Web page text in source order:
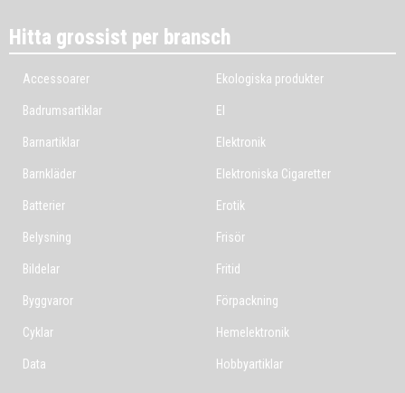
Hitta grossist per bransch
Accessoarer
Badrumsartiklar
Barnartiklar
Barnkläder
Batterier
Belysning
Bildelar
Byggvaror
Cyklar
Data
Ekologiska produkter
El
Elektronik
Elektroniska Cigaretter
Erotik
Frisör
Fritid
Förpackning
Hemelektronik
Hobbyartiklar